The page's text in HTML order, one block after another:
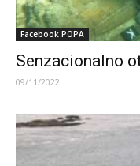
Facebook POPA
Senzacionalno
09/11/2022